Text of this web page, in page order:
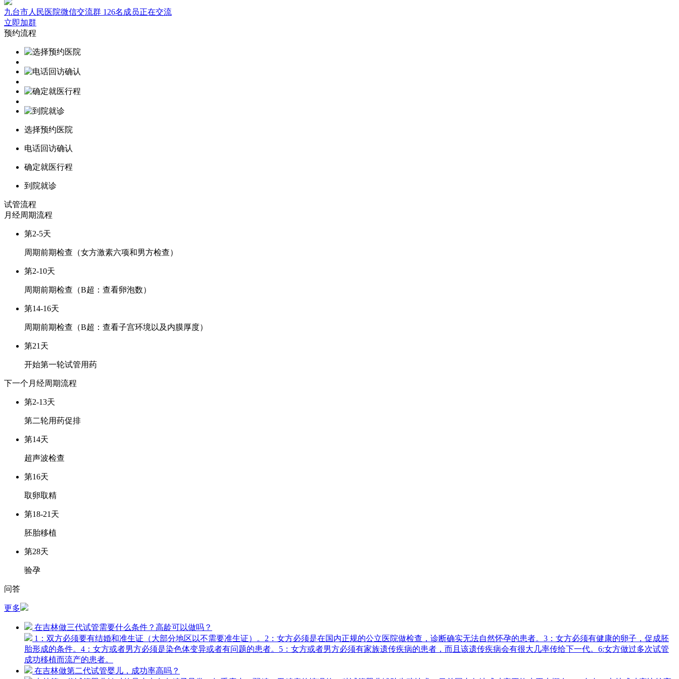
九台市人民医院微信交流群 126名成员正在交流
立即加群
预约流程
选择预约医院
电话回访确认
确定就医行程
到院就诊
试管流程
月经周期流程
第2-5天
周期前期检查（女方激素六项和男方检查）
第2-10天
周期前期检查（B超：查看卵泡数）
第14-16天
周期前期检查（B超：查看子宫环境以及内膜厚度）
第21天
开始第一轮试管用药
下一个月经周期流程
第2-13天
第二轮用药促排
第14天
超声波检查
第16天
取卵取精
第18-21天
胚胎移植
第28天
验孕
问答
更多
在吉林做三代试管需要什么条件？高龄可以做吗？
1：双方必须要有结婚和准生证（大部分地区以不需要准生证）。2：女方必须是在国内正规的公立医院做检查，诊断确实无法自然怀孕的患者。3：女方必须有健康的卵子，促成胚
胎形成的条件。4：女方或者男方必须是染色体变异或者有问题的患者。5：女方或者男方必须有家族遗传疾病的患者，而且该遗传疾病会有很大几率传给下一代。6:女方做过多次试管
成功移植而流产的患者。
在吉林做第二代试管婴儿，成功率高吗？